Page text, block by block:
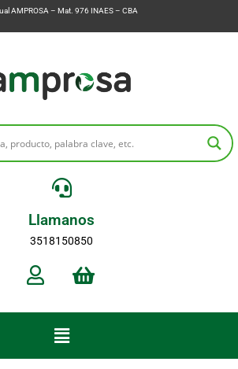
AMPROSA – Mat. 976 INAES – CBA
Llamanos
3518150850